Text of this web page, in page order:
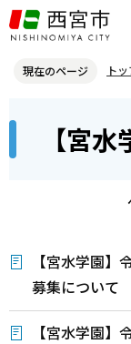
こ
の
ジ
先
現在のページ ト
こ
【宮
【宮水学園
募集について
【宮水学園】